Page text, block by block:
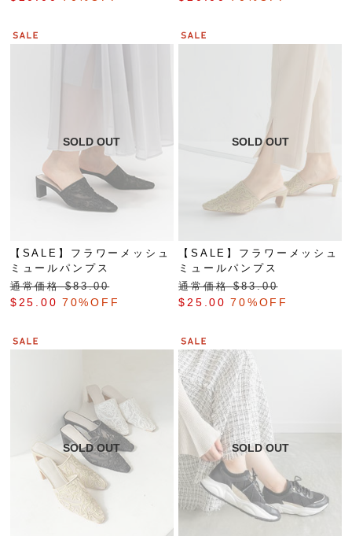
【SALE】フラワーメッシュ
ミュールパンプス
通常価格 $‌83.00
$‌25.00 70%OFF
【SALE】フラワーメッシュ
ミュールパンプス
通常価格 $‌83.00
$‌25.00 70%OFF